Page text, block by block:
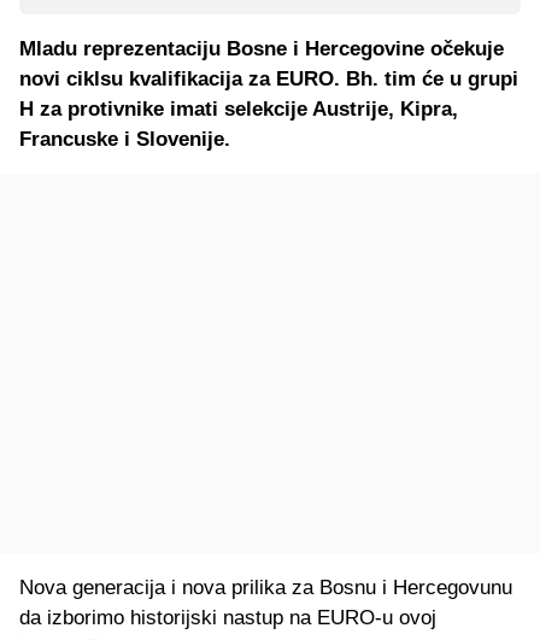
Mladu reprezentaciju Bosne i Hercegovine očekuje
novi ciklsu kvalifikacija za EURO. Bh. tim će u grupi
H za protivnike imati selekcije Austrije, Kipra,
Francuske i Slovenije.
Nova generacija i nova prilika za Bosnu i Hercegovunu
da izborimo historijski nastup na EURO-u ovoj